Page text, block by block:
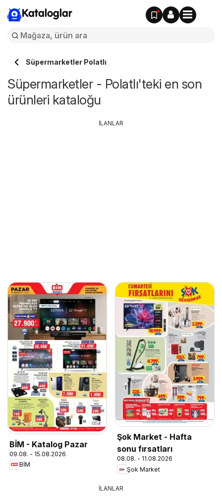
Kataloglar
Süpermarketler Polatlı
Süpermarketler - Polatlı'teki en son
ürünleri kataloğu
BİM - Katalog Pazar
09.08. - 15.08.2026
BİM
Şok Market - Hafta
sonu fırsatları
08.08. - 11.08.2026
Şok Market
İLANLAR
İLANLAR